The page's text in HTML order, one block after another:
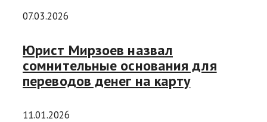
07.03.2026
Юрист Мирзоев назвал
сомнительные основания для
переводов денег на карту
11.01.2026